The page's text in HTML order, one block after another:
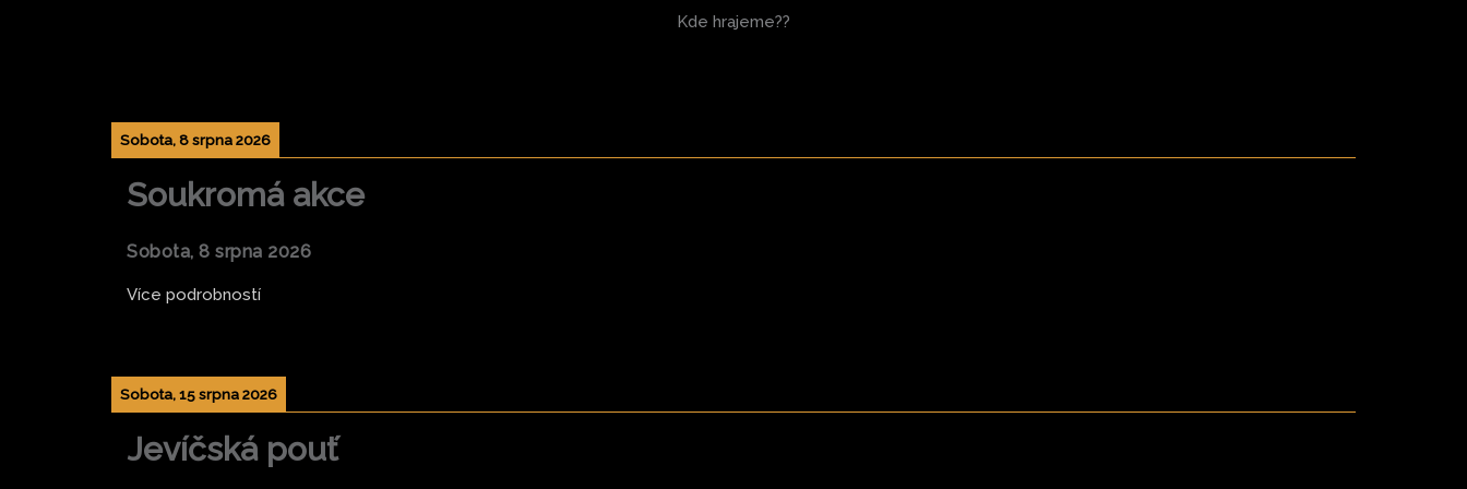
Kde hrajeme??
Sobota, 8 srpna 2026
Soukromá akce
Sobota, 8 srpna 2026
Více podrobností
Sobota, 15 srpna 2026
Jevíčská pouť